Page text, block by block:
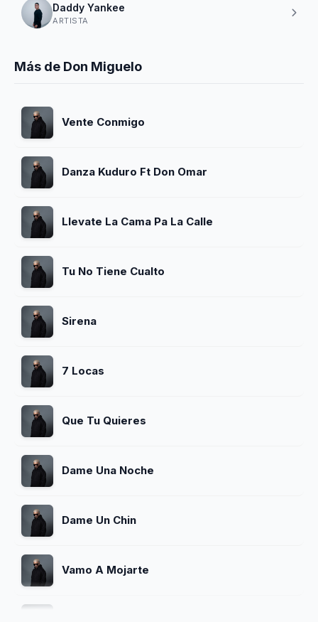
Daddy Yankee
ARTISTA
Más de Don Miguelo
Vente Conmigo
Danza Kuduro Ft Don Omar
Llevate La Cama Pa La Calle
Tu No Tiene Cualto
Sirena
7 Locas
Que Tu Quieres
Dame Una Noche
Dame Un Chin
Vamo A Mojarte